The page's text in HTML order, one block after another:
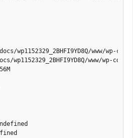
wp1152329_2BHFI9YD8Q/www/wp-
wp1152329_2BHFI9YD8Q/www/wp-